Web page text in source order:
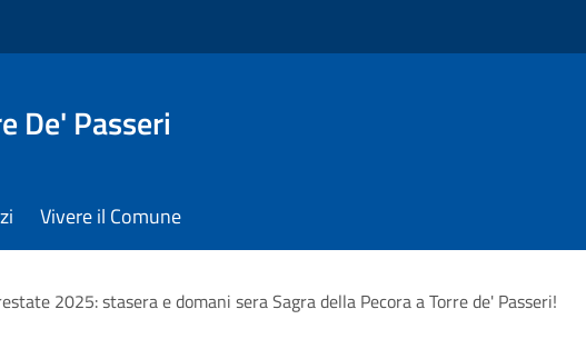
De' Passeri
Vivere il Comune
2025: stasera e domani sera Sagra della Pecora a Torre de' Passeri!